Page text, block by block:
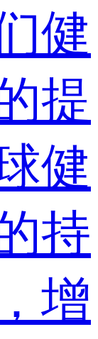
健
提
健
持
增